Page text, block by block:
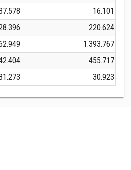
16.101
220.624
1.393.767
455.717
30.923